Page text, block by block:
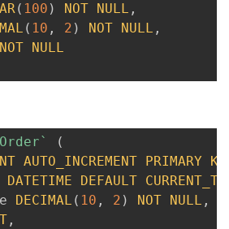
( 100 ) NOT NULL ,
( 10 , 2 ) NOT NULL ,
NOT NULL
Order`
(
AUTO_INCREMENT PRIMARY
DATETIME DEFAULT
DECIMAL ( 10 , 2 ) NOT NULL ,
,